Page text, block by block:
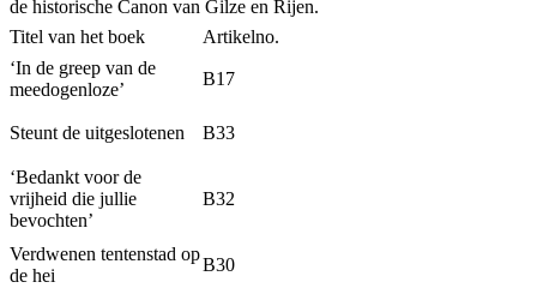
de historische Canon van Gilze en Rijen.
Titel van het boek
Artikelno.
‘In de greep van de
meedogenloze’
B17
Steunt de uitgeslotenen B33
‘Bedankt voor de
vrijheid die jullie
bevochten’
B32
Verdwenen tentenstad op
de hei
B30